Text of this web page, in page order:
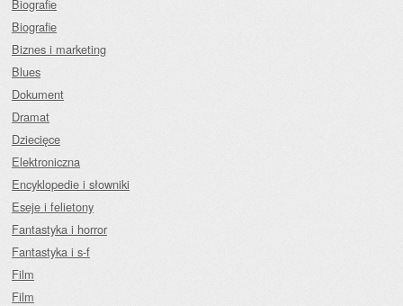
Biografie
Biografie
Biznes i marketing
Blues
Dokument
Dramat
Dziecięce
Elektroniczna
Encyklopedie i słowniki
Eseje i felietony
Fantastyka i horror
Fantastyka i s-f
Film
Film